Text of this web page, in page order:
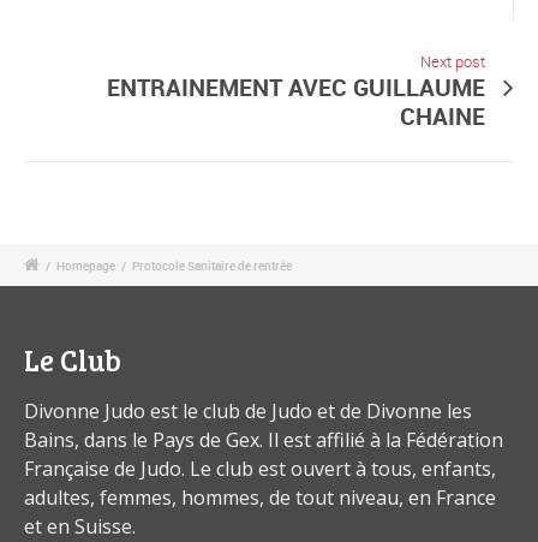
Next post
ENTRAINEMENT AVEC GUILLAUME
CHAINE
/ Homepage / Protocole Sanitaire de rentrée
Le Club
Divonne Judo est le club de Judo et de Divonne les
Bains, dans le Pays de Gex. Il est affilié à la Fédération
Française de Judo. Le club est ouvert à tous, enfants,
adultes, femmes, hommes, de tout niveau, en France
et en Suisse.